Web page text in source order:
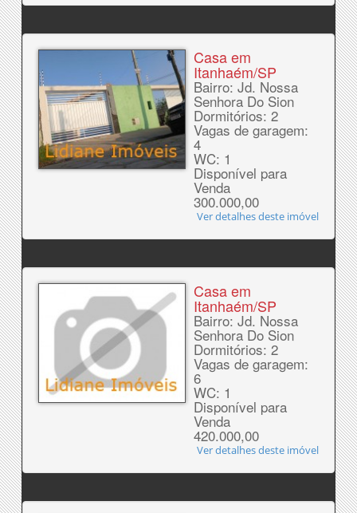
Casa em
Itanhaém/SP
Bairro: Jd. Nossa
Senhora Do Sion
Dormitórios: 2
Vagas de garagem:
4
WC: 1
Disponível para
Venda
300.000,00
Ver detalhes deste imóvel
Casa em
Itanhaém/SP
Bairro: Jd. Nossa
Senhora Do Sion
Dormitórios: 2
Vagas de garagem:
6
WC: 1
Disponível para
Venda
420.000,00
Ver detalhes deste imóvel